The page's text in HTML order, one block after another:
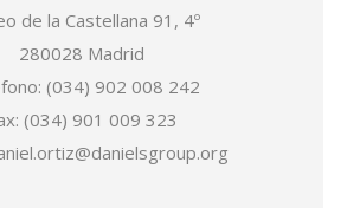
de la Castellana 91, 4º
280028 Madrid
(034) 902 008 242
(034) 901 009 323